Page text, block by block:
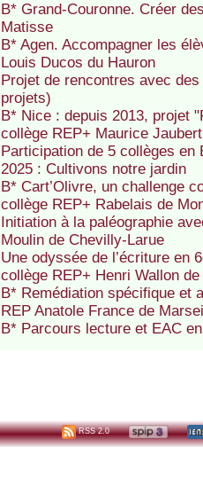
B* Grand-Couronne. Créer
Matisse
B* Agen. Accompagner les
Louis Ducos du Hauron
Projet de rencontres avec
projets)
B* Nice : depuis 2013, projet
collège REP+ Maurice Jaubert
Participation de 5 collèges en
2025 : Cultivons notre jardin
B* Cart’Olivre, un challenge
collège REP+ Rabelais de
Initiation à la paléographie
Moulin de Chevilly-Larue
Une odyssée de l’écriture en
collège REP+ Henri Wallon
B* Remédiation spécifique et
REP Anatole France de
B* Parcours lecture et EAC
RSS 2.0